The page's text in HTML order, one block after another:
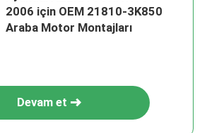
2006 için OEM 21810-3K850
Araba Motor Montajları
Devam et